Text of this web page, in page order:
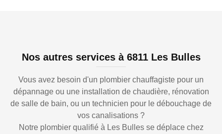
Nos autres services à 6811 Les Bulles
Vous avez besoin d'un plombier chauffagiste pour un
dépannage ou une installation de chaudière, rénovation
de salle de bain, ou un technicien pour le débouchage de
vos canalisations ?
Notre plombier qualifié à Les Bulles se déplace chez